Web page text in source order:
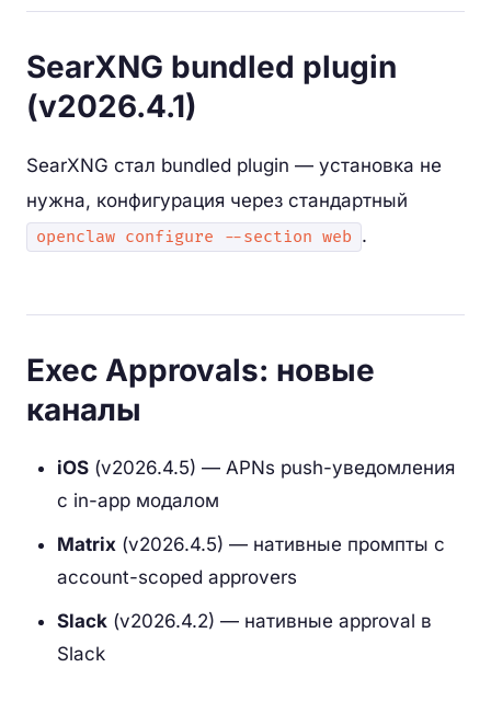
SearXNG bundled plugin
(v2026.4.1)
SearXNG стал bundled plugin — установка не
нужна, конфигурация через стандартный
openclaw configure --section web .
Exec Approvals: новые
каналы
iOS (v2026.4.5) — APNs push-уведомления
с in-app модалом
Matrix (v2026.4.5) — нативные промпты с
account-scoped approvers
Slack (v2026.4.2) — нативные approval в
Slack